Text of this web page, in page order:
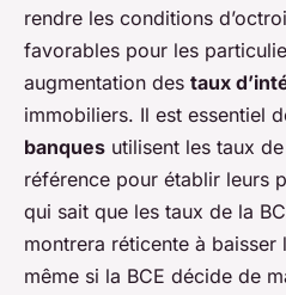
rendre les conditions
favorables pour les
augmentation des taux
immobiliers. Il est essentiel
banques utilisent les taux
référence pour établir leurs
qui sait que les taux de la
montrera réticente à baisser
même si la BCE décide de